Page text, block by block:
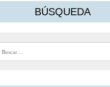
BÚSQUEDA
Buscar: